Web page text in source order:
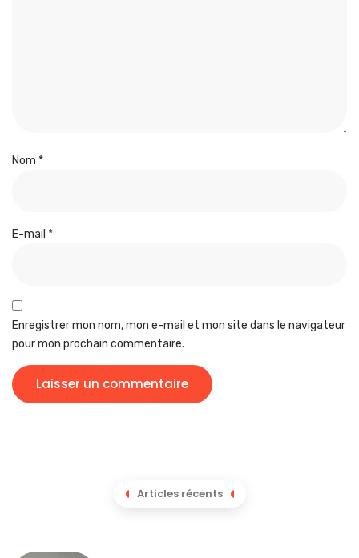
Nom *
E-mail *
Enregistrer mon nom, mon e-mail et mon site dans le navigateur
pour mon prochain commentaire.
Articles récents